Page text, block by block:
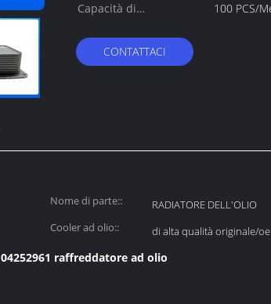
Capacità di
100 PCS/
CONTATTACI
Nome di parte::
RADIATORE DELL'OLIO
Cooler ad olio::
di alta qualità originale/
04252961 raffreddatore ad olio